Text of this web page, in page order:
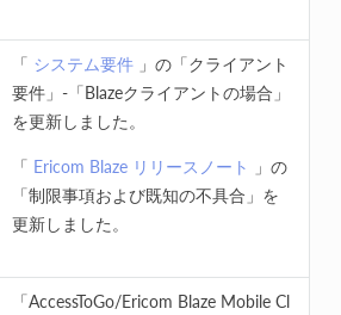
「 システム要件」の「クライアント
要件」-「Blazeクライアントの場合」
を更新しました。
「 Ericom Blaze リリースノート
」の
「制限事項および既知の不具合」を
更新しました。
「AccessToGo/Ericom Blaze Mobile Cl